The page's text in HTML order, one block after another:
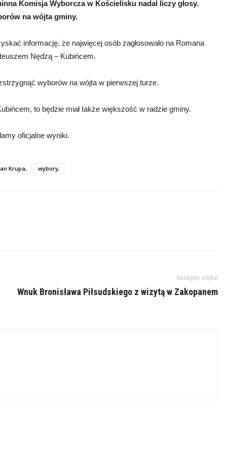
Komisja Wyborcza w Kościelisku nadal liczy głosy.
na wójta gminy.
informację, że najwięcej osób zagłosowało na Romana
Nędzą – Kubińcem.
wyborów na wójta w pierwszej turze.
to będzie miał także większość w radzie gminy.
oficjalne wyniki.
Krupa, wybory,
Następny artykuł
Wnuk Bronisława Piłsudskiego z wizytą w Zakopanem